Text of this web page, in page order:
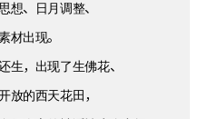
想、日月调整、
材出现。
生，出现了生佛花、
放的西天花田，